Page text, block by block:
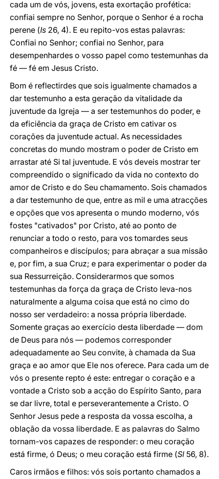
cada um de vós, jovens, esta exortação profética:
confiai sempre no Senhor, porque o Senhor é a rocha
perene (Is 26, 4). E eu repito-vos estas palavras:
Confiai no Senhor; confiai no Senhor, para
desempenhardes o vosso papel como testemunhas da
fé — fé em Jesus Cristo.
Bom é reflectirdes que sois igualmente chamados a
dar testemunho a esta geração da vitalidade da
juventude da Igreja — a ser testemunhos do poder, e
da eficiência da graça de Cristo em cativar os
corações da juventude actual. As necessidades
concretas do mundo mostram o poder de Cristo em
arrastar até Si tal juventude. E vós deveis mostrar ter
compreendido o significado da vida no contexto do
amor de Cristo e do Seu chamamento. Sois chamados
a dar testemunho de que, entre as mil e uma atracções
e opções que vos apresenta o mundo moderno, vós
fostes "cativados" por Cristo, até ao ponto de
renunciar a todo o resto, para vos tomardes seus
companheiros e discípulos; para abraçar a sua missão
e, por fim, a sua Cruz; e para experimentar o poder da
sua Ressurreição. Considerarmos que somos
testemunhas da força da graça de Cristo leva-nos
naturalmente a alguma coisa que está no cimo do
nosso ser verdadeiro: a nossa própria liberdade.
Somente graças ao exercício desta liberdade — dom
de Deus para nós — podemos corresponder
adequadamente ao Seu convite, à chamada da Sua
graça e ao amor que Ele nos oferece. Para cada um de
vós o presente repto é este: entregar o coração e a
vontade a Cristo sob a acção do Espírito Santo, para
se dar livre, total e perseverantemente a Cristo. O
Senhor Jesus pede a resposta da vossa escolha, a
oblação da vossa liberdade. E as palavras do Salmo
tornam-vos capazes de responder: o meu coração
está firme, ó Deus; o meu coração está firme (Sl 56, 8).
Caros irmãos e filhos: vós sois portanto chamados a